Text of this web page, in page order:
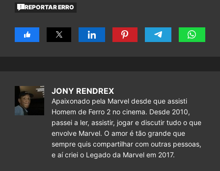
REPORTAR ERRO
JONY RENDREX
Apaixonado pela Marvel desde que assisti
Homem de Ferro 2 no cinema. Desde 2010,
passei a ler, assistir, jogar e discutir tudo o que
envolve Marvel. O amor é tão grande que
sempre quis compartilhar com outras pessoas,
e aí criei o Legado da Marvel em 2017.